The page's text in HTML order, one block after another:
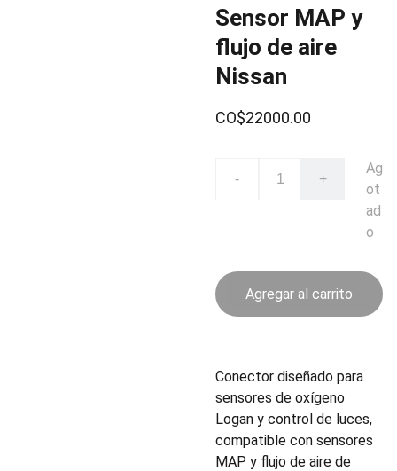
Sensor MAP y
flujo de aire
Nissan
CO$22000.00
- +
Ag
ot
ad
o
Agregar al carrito
Conector diseñado para
sensores de oxígeno
Logan y control de luces,
compatible con sensores
MAP y flujo de aire de